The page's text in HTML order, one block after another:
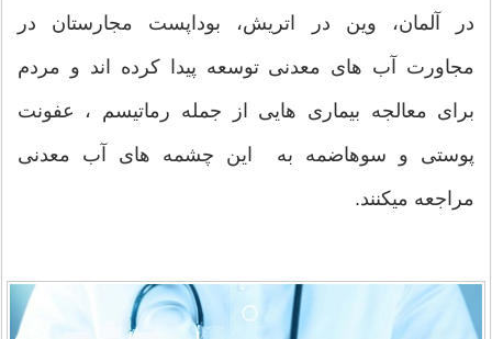
در آلمان، وین در اتریش، بوداپست مجارستان در
مجاورت آب های معدنی توسعه پیدا کرده اند و مردم
برای معالجه بیماری هایی از جمله رماتیسم ، عفونت
پوستی و سوهاضمه به این چشمه های آب معدنی
مراجعه میکنند.